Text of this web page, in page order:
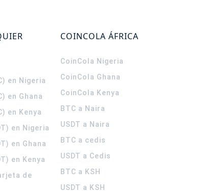
en Nigeria
en Ghana
en Kenya
en Nigeria
en Ghana
en Kenya
de
COINCOLA ÁFRICA
CoinCola Nigeria
CoinCola Ghana
CoinCola Kenya
BTC a Naira
USDT a Naira
BTC a cedis
USDT a Cedis
BTC a KSH
USDT a KSH